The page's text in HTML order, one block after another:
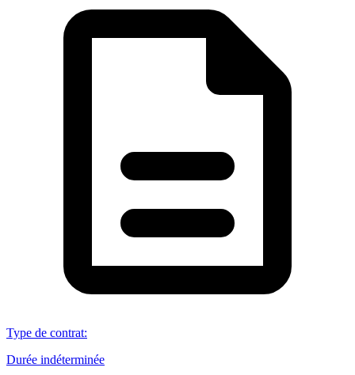
Type de contrat:
Durée indéterminée